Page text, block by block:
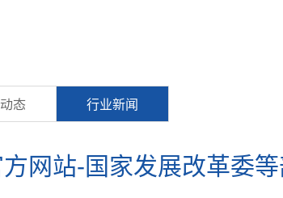
态 行业新闻
网站-国家发展改革委